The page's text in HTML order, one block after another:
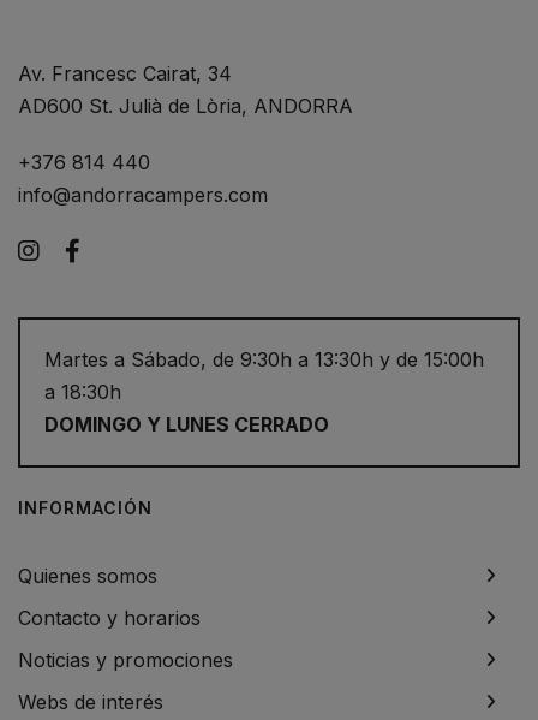
Av. Francesc Cairat, 34
AD600 St. Julià de Lòria, ANDORRA
+376 814 440
info@andorracampers.com
Instagram
Martes a Sábado, de 9:30h a 13:30h y de 15:00h
a 18:30h
DOMINGO Y LUNES CERRADO
INFORMACIÓN
Quienes somos
Contacto y horarios
Noticias y promociones
Webs de interés